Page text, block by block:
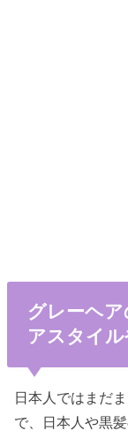
グレーヘ
アスタイル
日本人ではまだ
で、日本人や黒